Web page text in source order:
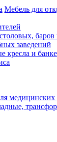
Мебель для
баров
заведений
кресла и